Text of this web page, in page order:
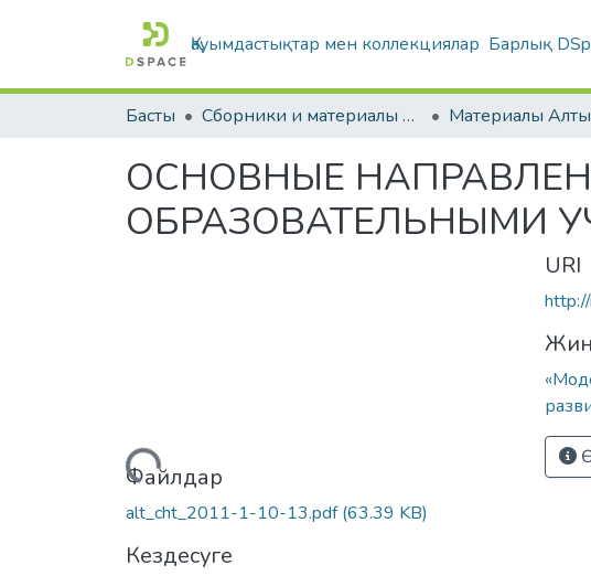
Қауымдастықтар мен коллекциялар Барлық
Басты Сборники и материалы конференций
ОСНОВНЫЕ
ОБРАЗОВАТЕЛЬНЫМИ
Жүктеу...
Файлдар
alt_cht_2011-1-10-13.pdf(63.39 KB)
Кездесуге
URI